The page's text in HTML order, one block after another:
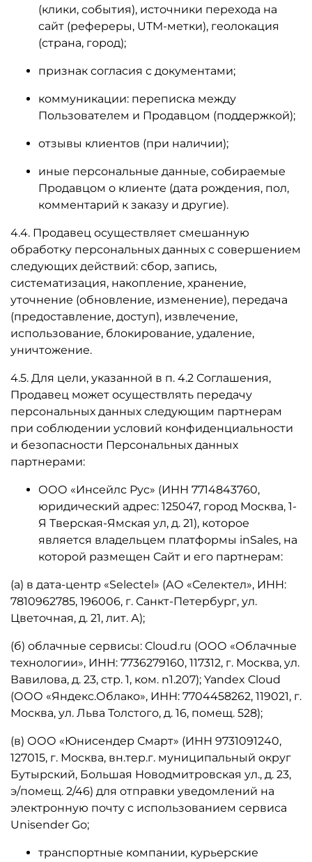
(клики, события), источники перехода на
сайт (рефереры, UTM-метки), геолокация
(страна, город);
признак согласия с документами;
коммуникации: переписка между
Пользователем и Продавцом (поддержкой);
отзывы клиентов (при наличии);
иные персональные данные, собираемые
Продавцом о клиенте (дата рождения, пол,
комментарий к заказу и другие).
4.4. Продавец осуществляет смешанную
обработку персональных данных с совершением
следующих действий: сбор, запись,
систематизация, накопление, хранение,
уточнение (обновление, изменение), передача
(предоставление, доступ), извлечение,
использование, блокирование, удаление,
уничтожение.
4.5. Для цели, указанной в п. 4.2 Соглашения,
Продавец может осуществлять передачу
персональных данных следующим партнерам
при соблюдении условий конфиденциальности
и безопасности Персональных данных
партнерами:
ООО «Инсейлс Рус» (ИНН 7714843760,
юридический адрес: 125047, город Москва, 1-
Я Тверская-Ямская ул, д. 21), которое
является владельцем платформы inSales, на
которой размещен Сайт и его партнерам:
(а) в дата-центр «Selectel» (АО «Селектел», ИНН:
7810962785, 196006, г. Санкт-Петербург, ул.
Цветочная, д. 21, лит. А);
(б) облачные сервисы: Cloud.ru (ООО «Облачные
технологии», ИНН: 7736279160, 117312, г. Москва, ул.
Вавилова, д. 23, стр. 1, ком. n1.207); Yandex Cloud
(ООО «Яндекс.Облако», ИНН: 7704458262, 119021, г.
Москва, ул. Льва Толстого, д. 16, помещ. 528);
(в) ООО «Юнисендер Смарт» (ИНН 9731091240,
127015, г. Москва, вн.тер.г. муниципальный округ
Бутырский, Большая Новодмитровская ул., д. 23,
э/помещ. 2/46) для отправки уведомлений на
электронную почту с использованием сервиса
Unisender Go;
транспортные компании, курьерские